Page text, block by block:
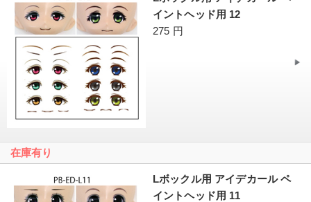
イントヘッド用 12
275 円
在庫有り
Lボックル用 アイデカール ペ
イントヘッド用 11